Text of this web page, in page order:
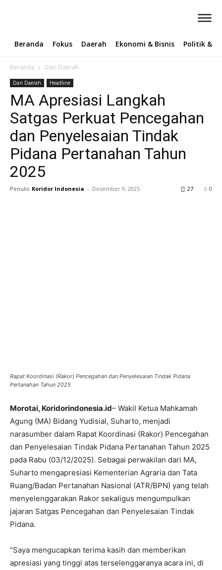
Beranda Fokus Daerah Ekonomi & Bisnis Politik &
Beranda Dari Daerah
Dari Daerah Headline
‎MA Apresiasi Langkah
Satgas Perkuat Pencegahan
dan Penyelesaian Tindak
Pidana Pertanahan Tahun
2025
Penulis Koridor Indonesia - Desember 9, 2025 0
27
Rapat Koordinasi (Rakor) Pencegahan dan Penyelesaian Tindak Pidana
Pertanahan Tahun 2025
Morotai, Koridorindonesia.id– Wakil Ketua Mahkamah
Agung (MA) Bidang Yudisial, Suharto, menjadi
narasumber dalam Rapat Koordinasi (Rakor) Pencegahan
dan Penyelesaian Tindak Pidana Pertanahan Tahun 2025
pada Rabu (03/12/2025). Sebagai perwakilan dari MA,
Suharto mengapresiasi Kementerian Agraria dan Tata
Ruang/Badan Pertanahan Nasional (ATR/BPN) yang telah
menyelenggarakan Rakor sekaligus mengumpulkan
jajaran Satgas Pencegahan dan Penyelesaian Tindak
Pidana.
‎“Saya mengucapkan terima kasih dan memberikan
apresiasi yang tinggi atas terselenggaranya acara ini, di